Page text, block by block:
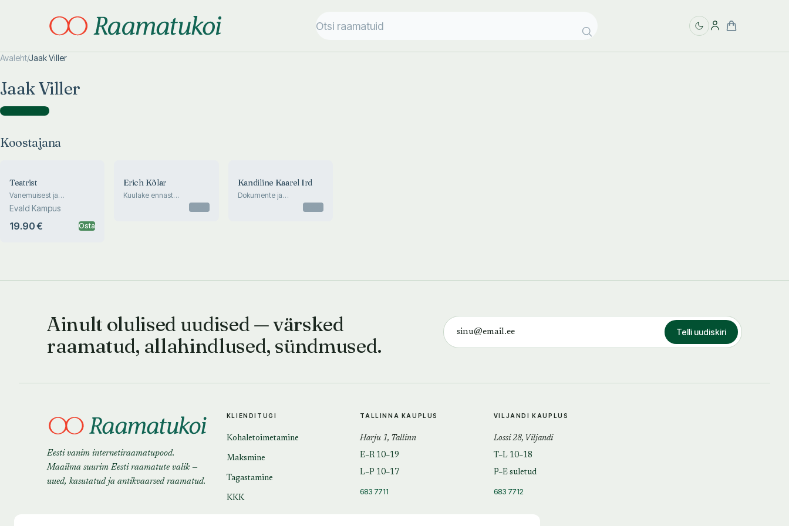
Avaleht/Jaak Viller
Jaak Viller
Koostajana )
Koostajana
Teatrist
Vanemuisest ja
vanemuislastest
Evald Kampus
19.90 € Osta
Erich Kõlar
Kuulake ennast
Kandiline Kaarel Ird
Dokumente ja
Ainult olulised uudised — värsked
raamatud, allahindlused, sündmused.
Telli uudiskiri
Eesti vanim internetiraamatupood.
Maailma suurim Eesti raamatute valik —
uued, kasutatud ja antikvaarsed raamatud.
KLIENDITUGI
Kohaletoimetamine
Maksmine
Tagastamine
KKK
TALLINNA KAUPLUS
Harju 1, Tallinn
E–R 10–19
L–P 10–17
683 7711
VILJANDI KAUPLUS
Lossi 28, Viljandi
T–L 10–18
P–E suletud
683 7712